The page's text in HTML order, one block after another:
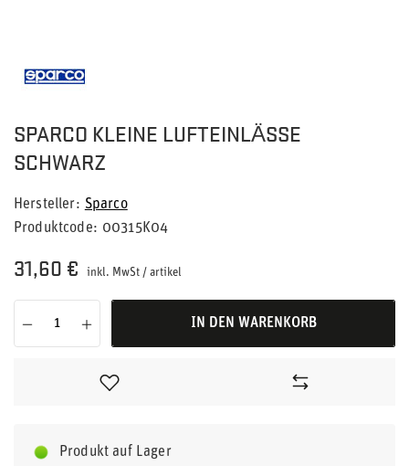
SPARCO KLEINE LUFTEINLÄSSE
SCHWARZ
Hersteller
Sparco
Produktcode
00315K04
31,60 € inkl. MwSt / artikel
IN DEN WARENKORB
Produkt auf Lager